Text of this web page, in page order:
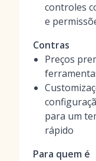
controles
e
Contras
Preços
para um
rápido
Para quem é